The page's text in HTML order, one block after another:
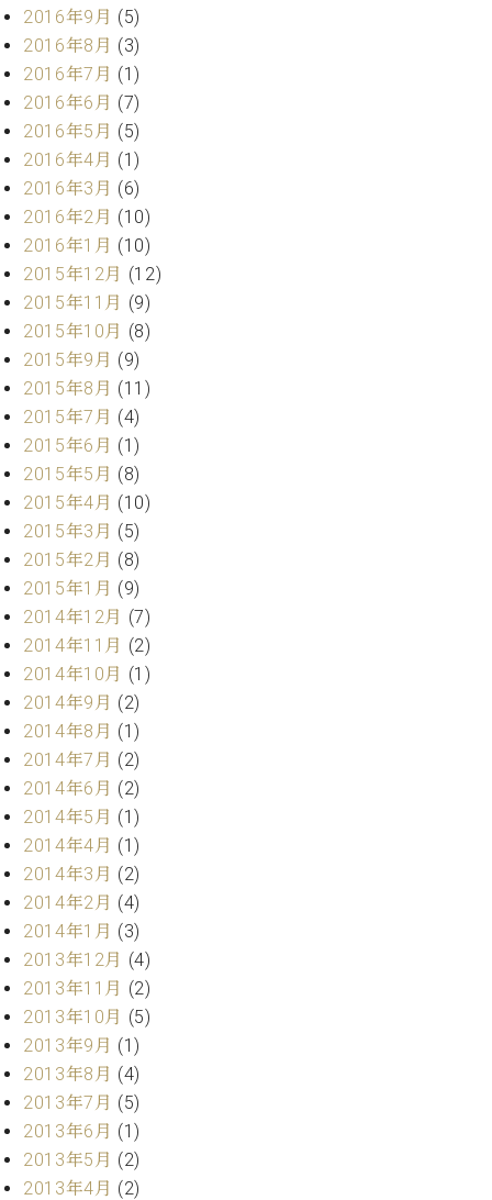
ア
ク
ス
お
問
い
合
わ
ア
ー
テ
ィ
ス
ト
カ
ス
タ
マ
サ
ー
ビ
ス
(
調
律
)
フ
タ
ー
サ
ー
ビ
(調
律)
調
律
師
介
調
律
料
2016年9月 (5)
2016年8月 (3)
2016年7月 (1)
2016年6月 (7)
2016年5月 (5)
2016年4月 (1)
2016年3月 (6)
2016年2月 (10)
2016年1月 (10)
2015年12月 (12)
2015年11月 (9)
2015年10月 (8)
2015年9月 (9)
2015年8月 (11)
2015年7月 (4)
2015年6月 (1)
2015年5月 (8)
2015年4月 (10)
2015年3月 (5)
2015年2月 (8)
2015年1月 (9)
2014年12月 (7)
2014年11月 (2)
2014年10月 (1)
2014年9月 (2)
2014年8月 (1)
2014年7月 (2)
2014年6月 (2)
2014年5月 (1)
2014年4月 (1)
2014年3月 (2)
2014年2月 (4)
2014年1月 (3)
2013年12月 (4)
2013年11月 (2)
2013年10月 (5)
2013年9月 (1)
2013年8月 (4)
2013年7月 (5)
2013年6月 (1)
2013年5月 (2)
2013年4月 (2)